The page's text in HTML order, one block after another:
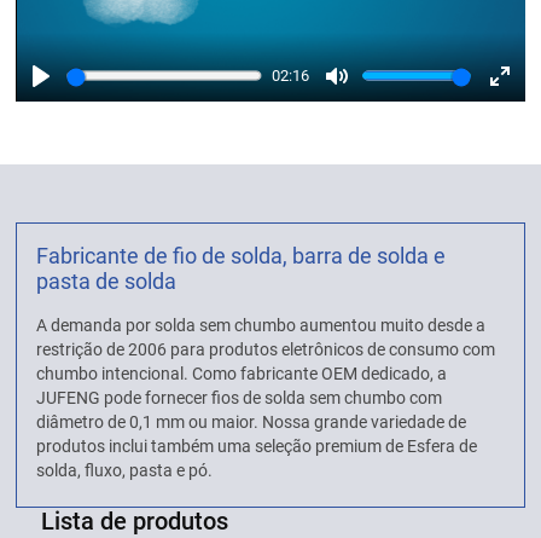
Play
02:16
Mute
Enter
Fabricante de fio de solda, barra de solda e
pasta de solda
A demanda por solda sem chumbo aumentou muito desde a
restrição de 2006 para produtos eletrônicos de consumo com
chumbo intencional. Como fabricante OEM dedicado, a
JUFENG pode fornecer fios de solda sem chumbo com
diâmetro de 0,1 mm ou maior. Nossa grande variedade de
produtos inclui também uma seleção premium de Esfera de
solda, fluxo, pasta e pó.
Lista de produtos